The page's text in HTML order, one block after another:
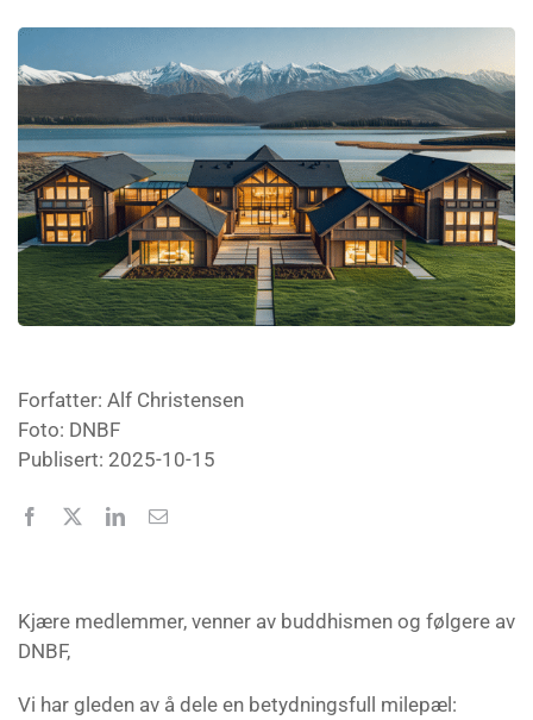
Forfatter: Alf Christensen
Foto: DNBF
Publisert: 2025-10-15
Kjære medlemmer, venner av buddhismen og følgere av
DNBF,
Vi har gleden av å dele en betydningsfull milepæl: